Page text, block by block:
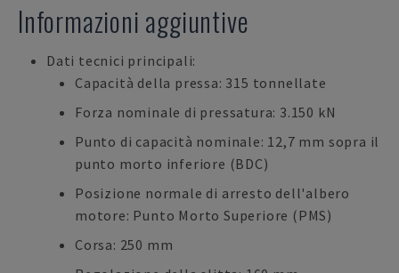
Informazioni aggiuntive
Dati tecnici principali:
Capacità della pressa: 315 tonnellate
Forza nominale di pressatura: 3.150 kN
Punto di capacità nominale: 12,7 mm sopra il
punto morto inferiore (BDC)
Posizione normale di arresto dell'albero
motore: Punto Morto Superiore (PMS)
Corsa: 250 mm